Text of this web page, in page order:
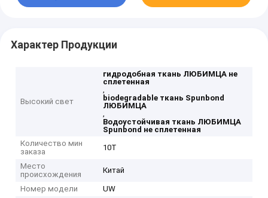
Характер Продукции
Высокий свет
гидродобная ткань ЛЮБИМЦА не
сплетенная
,
biodegradable ткань Spunbond
ЛЮБИМЦА
,
Водоустойчивая ткань ЛЮБИМЦА
Spunbond не сплетенная
Количество мин
заказа
10T
Место
происхождения
Китай
Номер модели
UW